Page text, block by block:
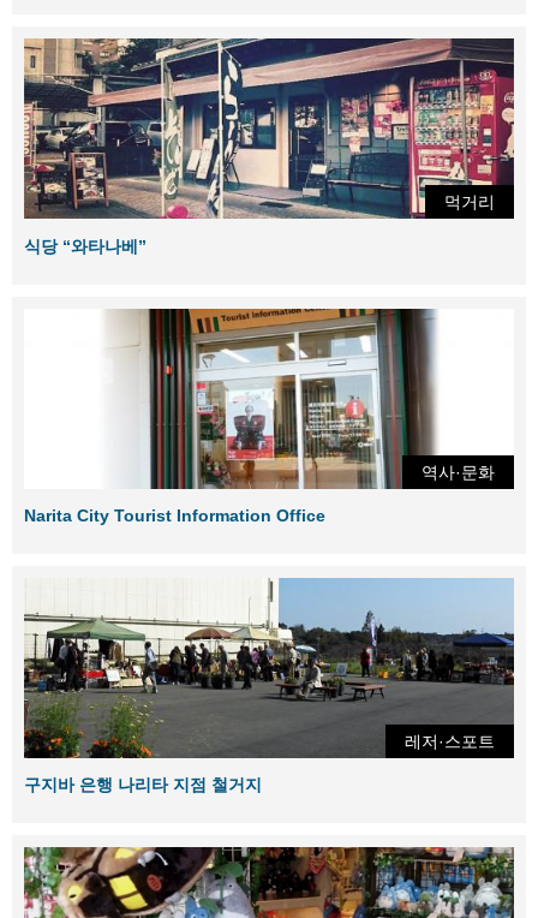
먹거리
식당 “와타나베”
역사·문화
Narita City Tourist Information Office
레저·스포트
구지바 은행 나리타 지점 철거지